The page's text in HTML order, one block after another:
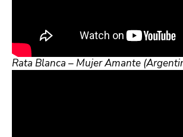
Rata Blanca – Mujer Amante